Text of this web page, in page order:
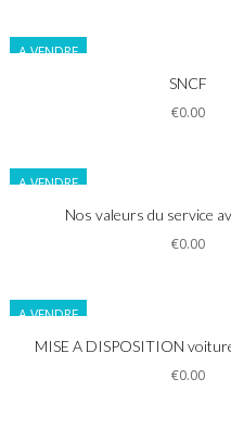
A VENDRE
Informations
SNCF
€0.00
A VENDRE
Informations
Nos valeurs du service
€0.00
A VENDRE
Informations
MISE A DISPOSITION
€0.00